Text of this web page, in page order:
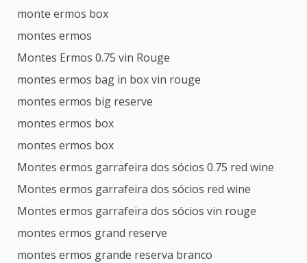
monte ermos box
montes ermos
Montes Ermos 0.75 vin Rouge
montes ermos bag in box vin rouge
montes ermos big reserve
montes ermos box
montes ermos box
Montes ermos garrafeira dos sócios 0.75 red wine
Montes ermos garrafeira dos sócios red wine
Montes ermos garrafeira dos sócios vin rouge
montes ermos grand reserve
montes ermos grande reserva branco